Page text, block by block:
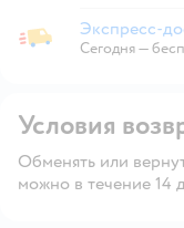
Экспресс-доставка из
Экспресс-
Сегодня—
Условия
Обменять или
можно в течение 14